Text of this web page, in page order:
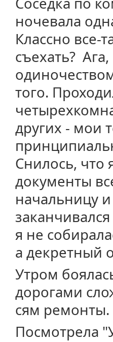
ночевала
Классно все-
съехать?
того.
других - мои
Снилось,
документы
начальницу
я не
а декретный
Утром
дорогами
сям
Посмотрела